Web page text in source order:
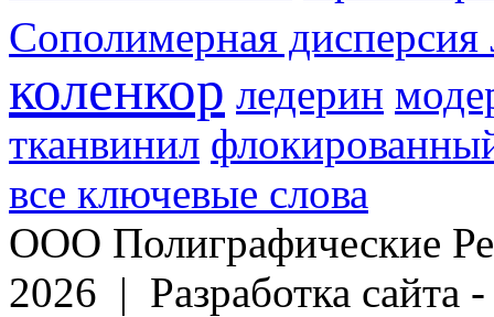
Сополимерная дисперсия
коленкор ледерин
тканвинил
все ключевые слова
ООО Полиграфические
2026 | Разработка сайта